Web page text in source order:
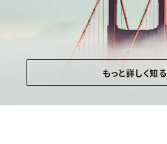
もっと詳しく知る